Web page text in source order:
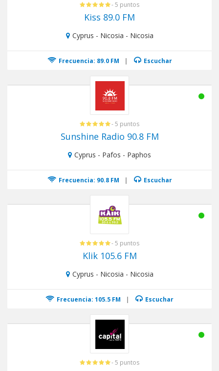
- 5 puntos
Kiss 89.0 FM
Cyprus - Nicosia - Nicosia
Frecuencia: 89.0 FM | Escuchar
- 5 puntos
Sunshine Radio 90.8 FM
Cyprus - Pafos - Paphos
Frecuencia: 90.8 FM | Escuchar
- 5 puntos
Klik 105.6 FM
Cyprus - Nicosia - Nicosia
Frecuencia: 105.5 FM | Escuchar
- 5 puntos